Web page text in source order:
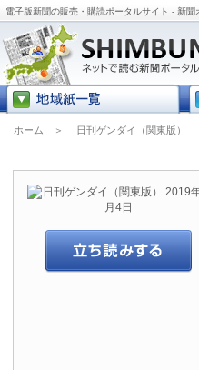
電子版新聞の販売・購読ポータルサイト - 新聞
ホーム ＞ 日刊ゲンダイ（関東版）